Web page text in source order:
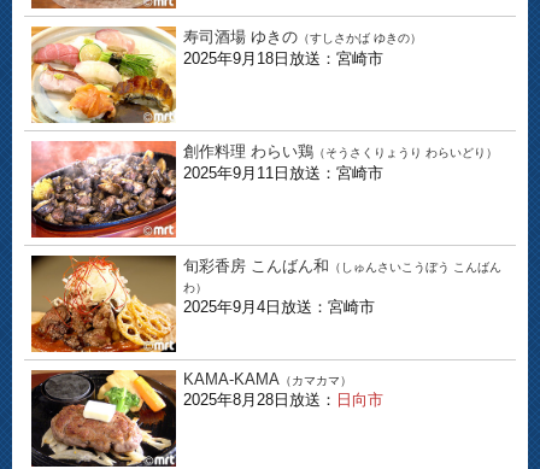
寿司酒場 ゆきの （すしさかば ゆきの）
2025年9月18日放送：宮崎市
創作料理 わらい鶏 （そうさくりょうり わらいどり）
2025年9月11日放送：宮崎市
旬彩香房 こんばん和 （しゅんさいこうぼう こんばん
わ）
2025年9月4日放送：宮崎市
KAMA-KAMA （カマカマ）
2025年8月28日放送： 日向市